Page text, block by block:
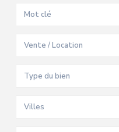
Vente / Location
Type du bien
Villes